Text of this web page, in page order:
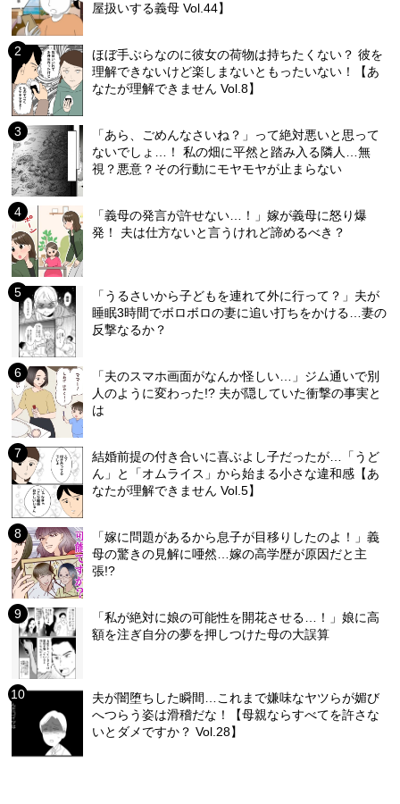
屋扱いする義母 Vol.44】
ほぼ手ぶらなのに彼女の荷物は持ちたくない？ 彼を
理解できないけど楽しまないともったいない！【あ
なたが理解できません Vol.8】
「あら、ごめんなさいね？」って絶対悪いと思って
ないでしょ…！ 私の畑に平然と踏み入る隣人…無
視？悪意？その行動にモヤモヤが止まらない
「義母の発言が許せない…！」嫁が義母に怒り爆
発！ 夫は仕方ないと言うけれど諦めるべき？
「うるさいから子どもを連れて外に行って？」夫が
睡眠3時間でボロボロの妻に追い打ちをかける…妻の
反撃なるか？
「夫のスマホ画面がなんか怪しい…」ジム通いで別
人のように変わった!? 夫が隠していた衝撃の事実と
は
結婚前提の付き合いに喜ぶよし子だったが…「うど
ん」と「オムライス」から始まる小さな違和感【あ
なたが理解できません Vol.5】
「嫁に問題があるから息子が目移りしたのよ！」義
母の驚きの見解に唖然…嫁の高学歴が原因だと主
張!?
「私が絶対に娘の可能性を開花させる…！」娘に高
額を注ぎ自分の夢を押しつけた母の大誤算
夫が闇堕ちした瞬間…これまで嫌味なヤツらが媚び
へつらう姿は滑稽だな！【母親ならすべてを許さな
いとダメですか？ Vol.28】